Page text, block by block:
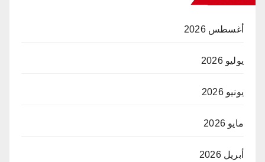
أغسطس 2026
يوليو 2026
يونيو 2026
مايو 2026
أبريل 2026